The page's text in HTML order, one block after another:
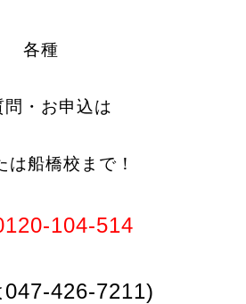
各種
問・お申込は
は船橋校まで！
104-514
426-7211)